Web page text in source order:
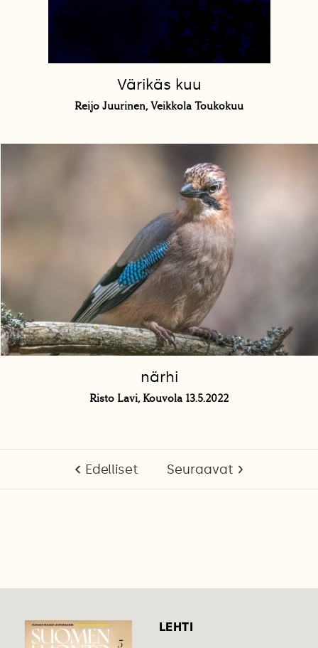
Värikäs kuu
Reijo Juurinen, Veikkola Toukokuu
närhi
Risto Lavi, Kouvola 13.5.2022
Edelliset Seuraavat
LEHTI